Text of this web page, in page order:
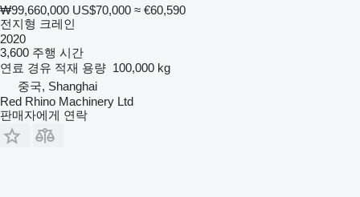
₩99,660,000 US$70,000 ≈ €60,590
전지형 크레인
2020
3,600 주행 시간
연료 경유 적재 용량 100,000 kg
중국, Shanghai
Red Rhino Machinery Ltd
판매자에게 연락